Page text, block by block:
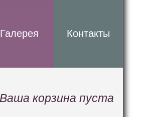
Галерея Контакты
Ваша корзина пуста